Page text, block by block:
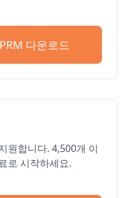
다운로드
원합니다. 4,500개 이
로 시작하세요.